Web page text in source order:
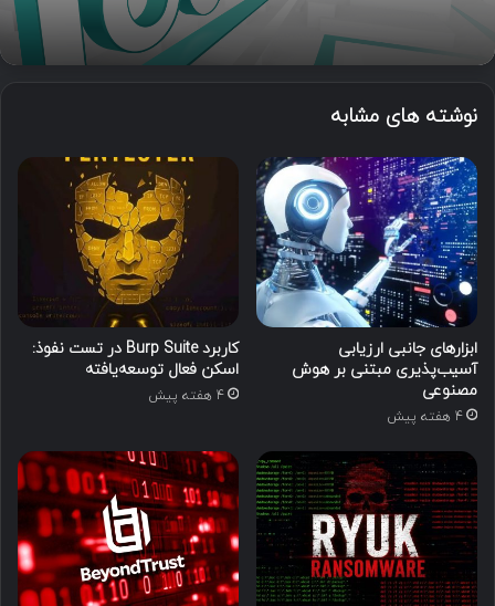
نوشته های مشابه
ابزارهای جانبی ارزیابی
آسیب‌پذیری مبتنی بر هوش
مصنوعی
4 هفته پیش
کاربرد Burp Suite در تست نفوذ:
اسکن فعال توسعه‌یافته
4 هفته پیش